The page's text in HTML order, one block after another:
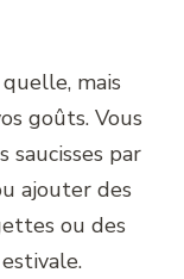
mais
goûts. Vous
saucisses par
ajouter des
ou des